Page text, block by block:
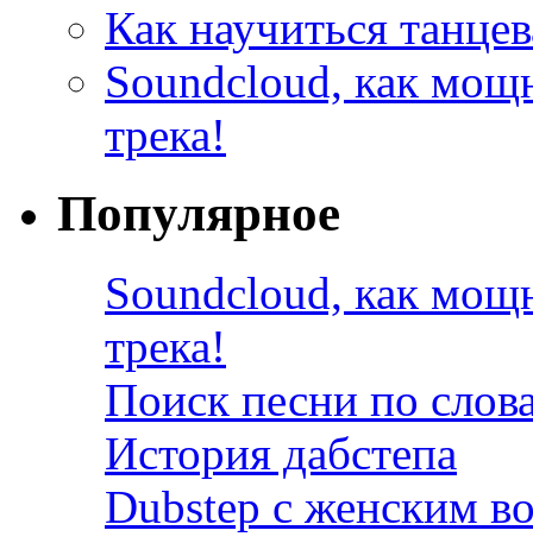
Как научиться
Soundcloud, как
трека!
Популярное
Soundcloud, как
трека!
Поиск песни по
История дабстепа
Dubstep с женским